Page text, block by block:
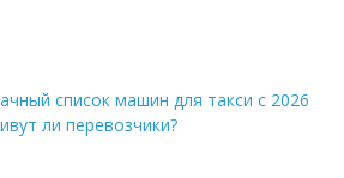
список машин для такси с 2026
ли перевозчики?